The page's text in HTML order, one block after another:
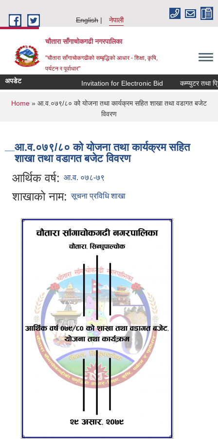
English
नेपाली
चौतारा साँगाचोकगढी नगरपालिका
"चौतारा साँगाचोकगढीको सम्बृद्धिको आधार - शिक्षा, कृषि,
पर्यटन र पूर्वाधार"
अपडेट Invitation for Electronic Bid कम्प्युटर तथा
You are here
Home » आ.व.०७९/८० को योजना तथा कार्यक्रम सहित शाखा तथा वडागत बजेट
विवरण
आ.व.०७९/८० को योजना तथा कार्यक्रम सहित
शाखा तथा वडागत बजेट विवरण
आर्थिक वर्ष: आ.व. ०७८-७९
शाखाको नाम: सूचना प्रविधि शाखा